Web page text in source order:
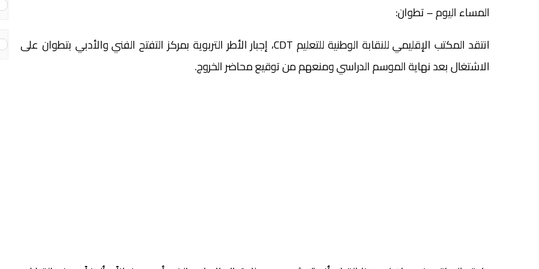
المساء اليوم – تطوان:
انتقد المكتب الإقليمي للنقابة الوطنية للتعليم CDT، إجبار الأطر التربوية بمركز التفتح الفني والأدبي بتطوان على
الاشتغال بعد نهاية الموسم الدراسي ومنعهم من توقيع محاضر الخروج.